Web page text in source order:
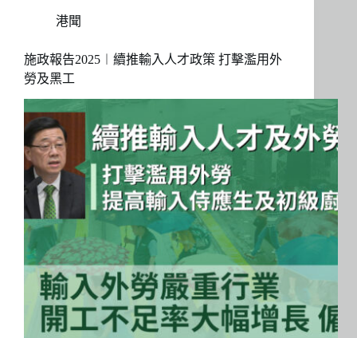
港聞
施政報告2025︱續推輸入人才政策 打擊濫用外
勞及黑工